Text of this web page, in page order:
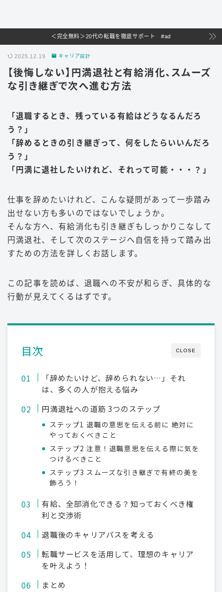
＜完全無料＞20代の転職を徹底サポート #ad
2025.12.19 キャリア設計
【後悔しない】円満退社と有給消化、スムーズ
な引き継ぎで次へ進む方法
「退職するとき、残っている有給はどうなるんだろ
う？」
「辞めるときの引き継ぎって、何をしたらいいんだろ
う？」
「円満に退社したいけれど、それって可能・・・？」
仕事を辞めたいけれど、こんな疑問があって一歩踏み
出せない方も多いのではないでしょうか。
そんな方へ、有給消化も引き継ぎもしっかりこなして
円満退社、そして次のステージへ自信を持って踏み出
すための方法を詳しくお話します。
この記事を読めば、退職への不安が和らぎ、具体的な
行動が見えてくるはずです。
CLOSE
目次
「辞めたいけど、辞められない…」それ
は、多くの人が抱える悩み
円満退社への道筋 3つのステップ
ステップ1 退職の意思を伝える前に 絶対に
やっておくべきこと
ステップ2 注意！退職意思を伝える際に気を
つけるべきこと
ステップ3 スムーズな引き継ぎで有終の美を
飾ろう！
有給、全部消化できる？知っておくべき権
利と交渉術
退職後のキャリアパスを考える
転職サービスを活用して、理想のキャリア
を叶えよう！
まとめ